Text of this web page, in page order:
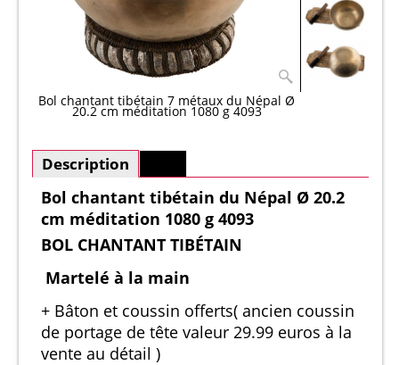
Bol chantant tibétain 7 métaux du Népal Ø
20.2 cm méditation 1080 g 4093
Description
Bol chantant tibétain du Népal Ø 20.2
cm méditation 1080 g 4093
BOL CHANTANT TIBÉTAIN
Martelé à la main
+ Bâton et coussin offerts( ancien coussin
de portage de tête valeur 29.99 euros à la
vente au détail )